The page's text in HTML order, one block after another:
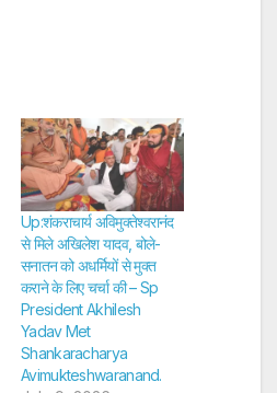
Up:शंकराचार्य अविमुक्तेश्वरानंद
से मिले अखिलेश यादव, बोले-
सनातन को अधर्मियों से मुक्त
कराने के लिए चर्चा की – Sp
President Akhilesh
Yadav Met
Shankaracharya
Avimukteshwaranand.